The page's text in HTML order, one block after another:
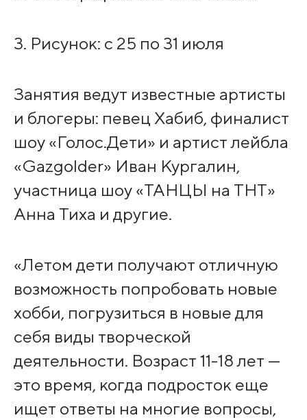
3. Рисунок: с 25 по 31 июля
Занятия ведут известные артисты
и блогеры: певец Хабиб, финалист
шоу «Голос.Дети» и артист лейбла
«Gazgolder» Иван Кургалин,
участница шоу «ТАНЦЫ на ТНТ»
Анна Тиха и другие.
«Летом дети получают отличную
возможность попробовать новые
хобби, погрузиться в новые для
себя виды творческой
деятельности. Возраст 11-18 лет —
это время, когда подросток еще
ищет ответы на многие вопросы,